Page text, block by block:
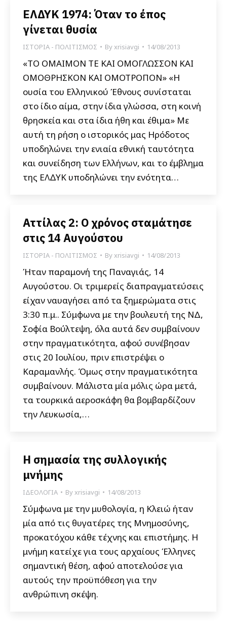
ΕΛΔΥΚ 1974: Όταν το έπος
γίνεται θυσία
ΙΣΤΟΡΙΑ - ΠΟΛΙΤΙΣΜΟΣ Byxrisiavgi 14/08/2013
«ΤΟ ΟΜΑΙΜΟΝ ΤΕ ΚΑΙ ΟΜΟΓΛΩΣΣΟΝ ΚΑΙ
ΟΜΟΘΡΗΣΚΟΝ ΚΑΙ ΟΜΟΤΡΟΠΟΝ» «Η
ουσία του Ελληνικού Έθνους συνίσταται
στο ίδιο αίμα, στην ίδια γλώσσα, στη κοινή
θρησκεία και στα ίδια ήθη και έθιμα» Με
αυτή τη ρήση ο ιστορικός μας Ηρόδοτος
υποδηλώνει την ενιαία εθνική ταυτότητα
και συνείδηση των Ελλήνων, και το έμβλημα
της ΕΛΔΥΚ υποδηλώνει την ενότητα…
Αττίλας 2: Ο χρόνος σταμάτησε
στις 14 Αυγούστου
ΙΣΤΟΡΙΑ - ΠΟΛΙΤΙΣΜΟΣ Byxrisiavgi 14/08/2013
Ήταν παραμονή της Παναγιάς, 14
Αυγούστου. Οι τριμερείς διαπραγματεύσεις
είχαν ναυαγήσει από τα ξημερώματα στις
3:30 π.μ.. Σύμφωνα με την βουλευτή της ΝΔ,
Σοφία Βούλτεψη, όλα αυτά δεν συμβαίνουν
στην πραγματικότητα, αφού συνέβησαν
στις 20 Ιουλίου, πριν επιστρέψει ο
Καραμανλής. Όμως στην πραγματικότητα
συμβαίνουν. Μάλιστα μία μόλις ώρα μετά,
τα τουρκικά αεροσκάφη θα βομβαρδίζουν
την Λευκωσία,…
Η σημασία της συλλογικής
μνήμης
ΙΔΕΟΛΟΓΙΑ Byxrisiavgi 14/08/2013
Σύμφωνα με την μυθολογία, η Κλειώ ήταν
μία από τις θυγατέρες της Μνημοσύνης,
προκατόχου κάθε τέχνης και επιστήμης. Η
μνήμη κατείχε για τους αρχαίους Έλληνες
σημαντική θέση, αφού αποτελούσε για
αυτούς την προϋπόθεση για την
ανθρώπινη σκέψη.